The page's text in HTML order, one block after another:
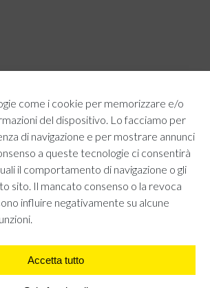
come i cookie per memorizzare e/o
del dispositivo. Lo facciamo per
di navigazione e per mostrare annunci
a queste tecnologie ci consentirà
il comportamento di navigazione o gli
sito. Il mancato consenso o la revoca
influire negativamente su alcune
Accetta tutto
POLICY COOKIE POLICY